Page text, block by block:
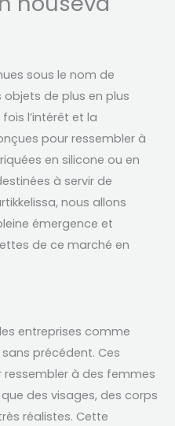
sous le nom de
objets de plus en plus
l’intérêt et la
pour ressembler à
en silicone ou en
à servir de
nous allons
émergence et
de ce marché en
entreprises comme
précédent. Ces
à des femmes
des visages, des corps
réalistes. Cette